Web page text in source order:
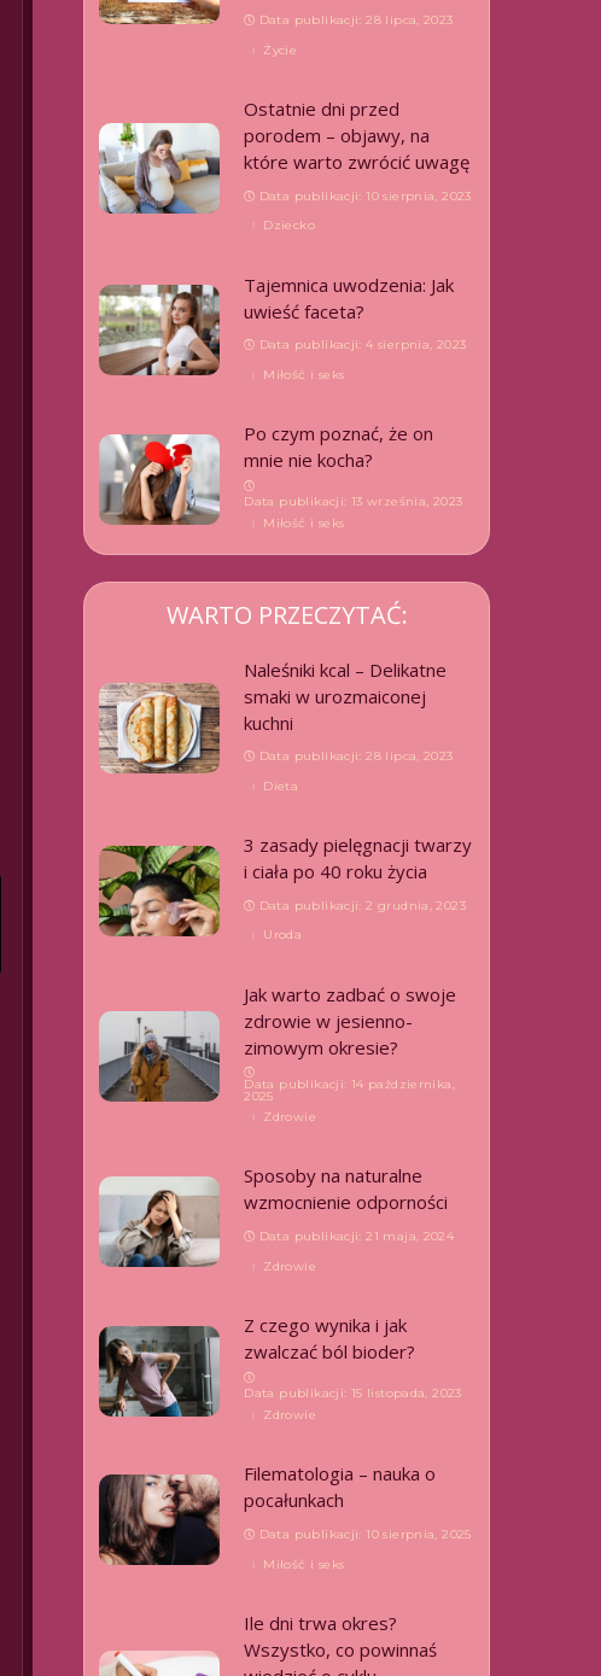
Data publikacji: 28 lipca, 2023
Życie
Ostatnie dni przed
porodem – objawy, na
które warto zwrócić uwagę
Data publikacji: 10 sierpnia, 2023
Dziecko
Tajemnica uwodzenia: Jak
uwieść faceta?
Data publikacji: 4 sierpnia, 2023
Miłość i seks
Po czym poznać, że on
mnie nie kocha?
Data publikacji: 13 września, 2023
Miłość i seks
WARTO PRZECZYTAĆ:
Naleśniki kcal – Delikatne
smaki w urozmaiconej
kuchni
Data publikacji: 28 lipca, 2023
Dieta
3 zasady pielęgnacji twarzy
i ciała po 40 roku życia
Data publikacji: 2 grudnia, 2023
Uroda
Jak warto zadbać o swoje
zdrowie w jesienno-
zimowym okresie?
Data publikacji: 14 października,
2025
Zdrowie
Sposoby na naturalne
wzmocnienie odporności
Data publikacji: 21 maja, 2024
Zdrowie
Z czego wynika i jak
zwalczać ból bioder?
Data publikacji: 15 listopada, 2023
Zdrowie
Filematologia – nauka o
pocałunkach
Data publikacji: 10 sierpnia, 2025
Miłość i seks
Ile dni trwa okres?
Wszystko, co powinnaś